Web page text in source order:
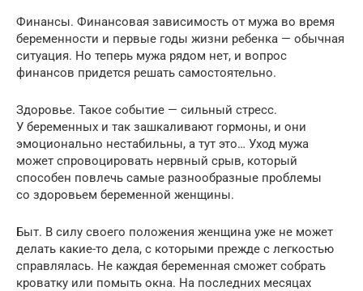
Финансы. Финансовая зависимость от мужа во время
беременности и первые годы жизни ребенка — обычная
ситуация. Но теперь мужа рядом нет, и вопрос
финансов придется решать самостоятельно.
Здоровье. Такое событие — сильный стресс.
У беременных и так зашкаливают гормоны, и они
эмоционально нестабильны, а тут это… Уход мужа
может спровоцировать нервный срыв, который
способен повлечь самые разнообразные проблемы
со здоровьем беременной женщины.
Быт. В силу своего положения женщина уже не может
делать какие-то дела, с которыми прежде с легкостью
справлялась. Не каждая беременная сможет собрать
кроватку или помыть окна. На последних месяцах